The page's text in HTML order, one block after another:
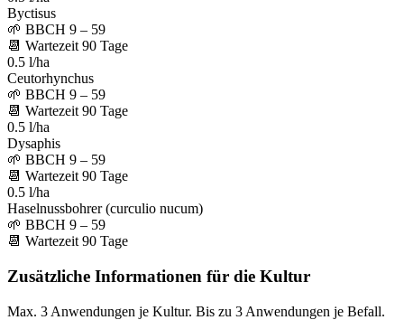
Byctisus
🌱 BBCH 9 – 59
📆 Wartezeit 90 Tage
0.5 l/ha
Ceutorhynchus
🌱 BBCH 9 – 59
📆 Wartezeit 90 Tage
0.5 l/ha
Dysaphis
🌱 BBCH 9 – 59
📆 Wartezeit 90 Tage
0.5 l/ha
Haselnussbohrer (curculio nucum)
🌱 BBCH 9 – 59
📆 Wartezeit 90 Tage
Zusätzliche Informationen für die Kultur
Max. 3 Anwendungen je Kultur. Bis zu 3 Anwendungen je Befall.